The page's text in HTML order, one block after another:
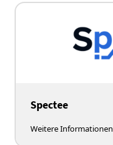
Spectee
Weitere Informationen